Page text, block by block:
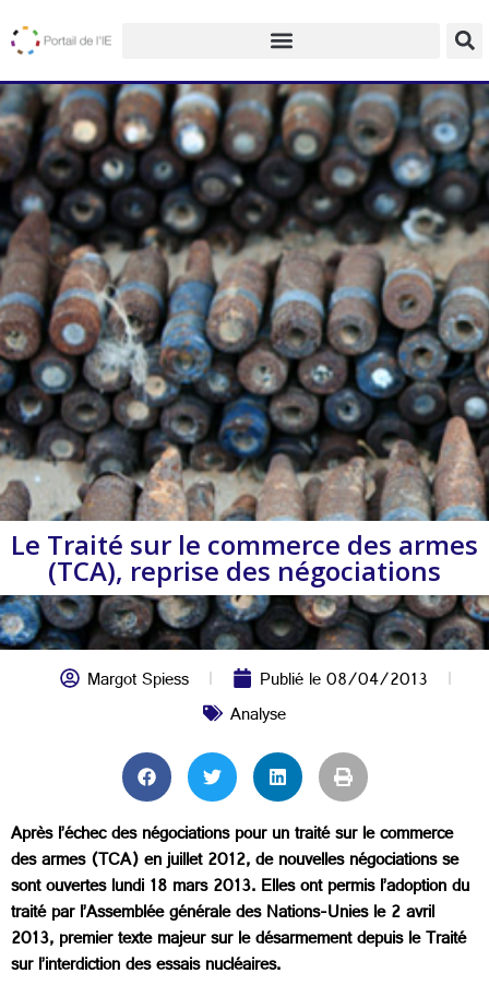
Le Traité sur le commerce des armes
(TCA), reprise des négociations
Margot Spiess Publié le08/04/2013
Analyse
Après l’échec des négociations pour un traité sur le commerce
des armes (TCA) en juillet 2012, de nouvelles négociations se
sont ouvertes lundi 18 mars 2013. Elles ont permis l’adoption du
traité par l’Assemblée générale des Nations-Unies le 2 avril
2013, premier texte majeur sur le désarmement depuis le Traité
sur l’interdiction des essais nucléaires.